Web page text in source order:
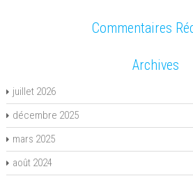
Commentaires
Archives
juillet 2026
décembre 2025
mars 2025
août 2024